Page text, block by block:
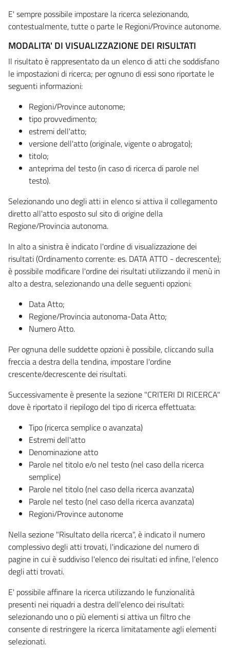
E' sempre possibile impostare la ricerca selezionando,
contestualmente, tutte o parte le Regioni/Province autonome.
MODALITA' DI VISUALIZZAZIONE DEI RISULTATI
Il risultato è rappresentato da un elenco di atti che soddisfano
le impostazioni di ricerca; per ognuno di essi sono riportate le
seguenti informazioni:
Regioni/Province autonome;
tipo provvedimento;
estremi dell'atto;
versione dell'atto (originale, vigente o abrogato);
titolo;
anteprima del testo (in caso di ricerca di parole nel
testo).
Selezionando uno degli atti in elenco si attiva il collegamento
diretto all'atto esposto sul sito di origine della
Regione/Provincia autonoma.
In alto a sinistra è indicato l'ordine di visualizzazione dei
risultati (Ordinamento corrente: es. DATA ATTO - decrescente);
è possibile modificare l'ordine dei risultati utilizzando il menù in
alto a destra, selezionando una delle seguenti opzioni:
Data Atto;
Regione/Provincia autonoma-Data Atto;
Numero Atto.
Per ognuna delle suddette opzioni è possibile, cliccando sulla
freccia a destra della tendina, impostare l'ordine
crescente/decrescente dei risultati.
Successivamente è presente la sezione "CRITERI DI RICERCA"
dove è riportato il riepilogo del tipo di ricerca effettuata:
Tipo (ricerca semplice o avanzata)
Estremi dell'atto
Denominazione atto
Parole nel titolo e/o nel testo (nel caso della ricerca
semplice)
Parole nel titolo (nel caso della ricerca avanzata)
Parole nel testo (nel caso della ricerca avanzata)
Regioni/Province autonome
Nella sezione "Risultato della ricerca", è indicato il numero
complessivo degli atti trovati, l'indicazione del numero di
pagine in cui è suddiviso l'elenco dei risultati ed infine, l'elenco
degli atti trovati.
E' possibile affinare la ricerca utilizzando le funzionalità
presenti nei riquadri a destra dell'elenco dei risultati:
selezionando uno o più elementi si attiva un filtro che
consente di restringere la ricerca limitatamente agli elementi
selezionati.